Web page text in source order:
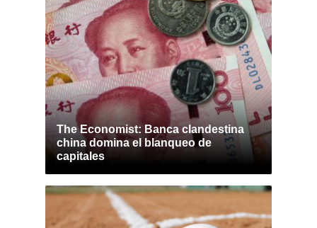
The Economist: Banca clandestina
china domina el blanqueo de
capitales